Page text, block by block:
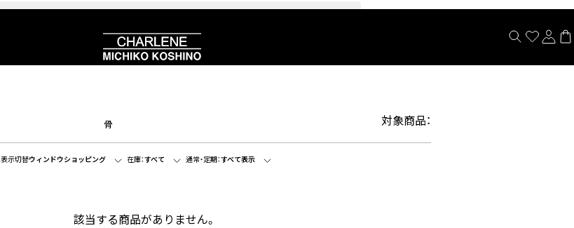
骨 対象商品：
表示切替ウィンドウショッピング 在庫：すべて 通常・定期：すべて表示
該当する商品がありません。